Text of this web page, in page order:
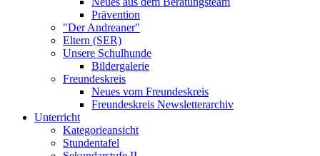
Prävention
"Der Andreaner"
Eltern (SER)
Unsere Schulhunde
Bildergalerie
Freundeskreis
Neues vom Freundeskreis
Freundeskreis Newsletterarchiv
Unterricht
Kategorieansicht
Stundentafel